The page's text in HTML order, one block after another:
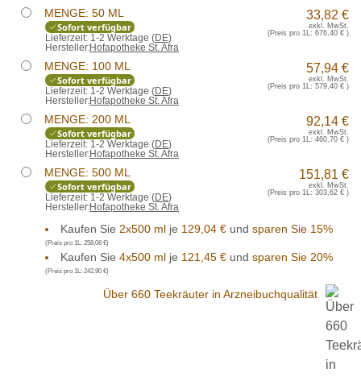
MENGE: 50 ML
Sofort verfügbar
Lieferzeit: 1-2 Werktage (DE)
Hersteller:Hofapotheke St. Afra
33,82 €
exkl. MwSt.
(Preis pro 1L: 676,40 €)
MENGE: 100 ML
Sofort verfügbar
Lieferzeit: 1-2 Werktage (DE)
Hersteller:Hofapotheke St. Afra
57,94 €
exkl. MwSt.
(Preis pro 1L: 579,40 €)
MENGE: 200 ML
Sofort verfügbar
Lieferzeit: 1-2 Werktage (DE)
Hersteller:Hofapotheke St. Afra
92,14 €
exkl. MwSt.
(Preis pro 1L: 460,70 €)
MENGE: 500 ML
Sofort verfügbar
Lieferzeit: 1-2 Werktage (DE)
Hersteller:Hofapotheke St. Afra
151,81 €
exkl. MwSt.
(Preis pro 1L: 303,62 €)
Kaufen Sie 2x500 ml je 129,04 € und sparen Sie 15%
(Preis pro 1L: 258,08 €)
Kaufen Sie 4x500 ml je 121,45 € und sparen Sie 20%
(Preis pro 1L: 242,90 €)
Über 660 Teekräuter in Arzneibuchqualität